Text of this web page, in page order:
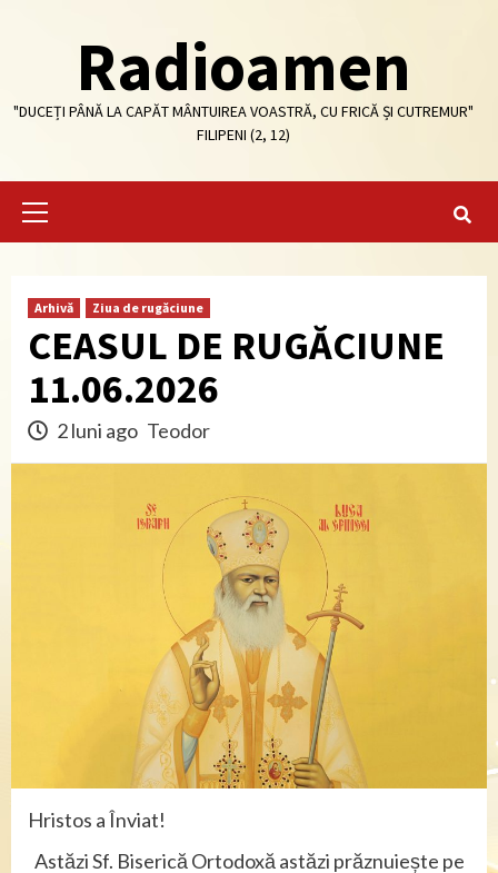
Radioamen
"DUCEȚI PÂNĂ LA CAPĂT MÂNTUIREA VOASTRĂ, CU FRICĂ ȘI CUTREMUR"
FILIPENI (2, 12)
Primary
Arhivă Ziua de rugăciune
CEASUL DE RUGĂCIUNE
11.06.2026
2 luni ago Teodor
Hristos a Înviat!
Astăzi Sf. Biserică Ortodoxă astăzi prăznuiește pe